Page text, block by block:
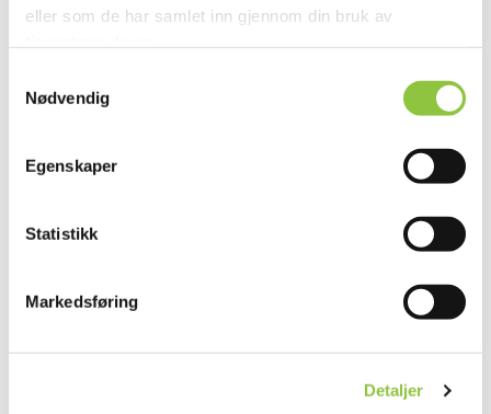
eller som de har samlet inn gjennom din bruk av
Nødvendig
Egenskaper
Statistikk
Markedsføring
Detaljer
Andre lignende gårder